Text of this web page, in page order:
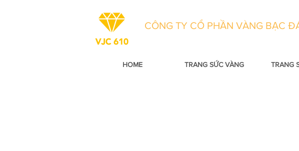
CÔNG TY CỔ PHẦN VÀNG BẠC
HOME TRANG SỨC VÀNG TRANG